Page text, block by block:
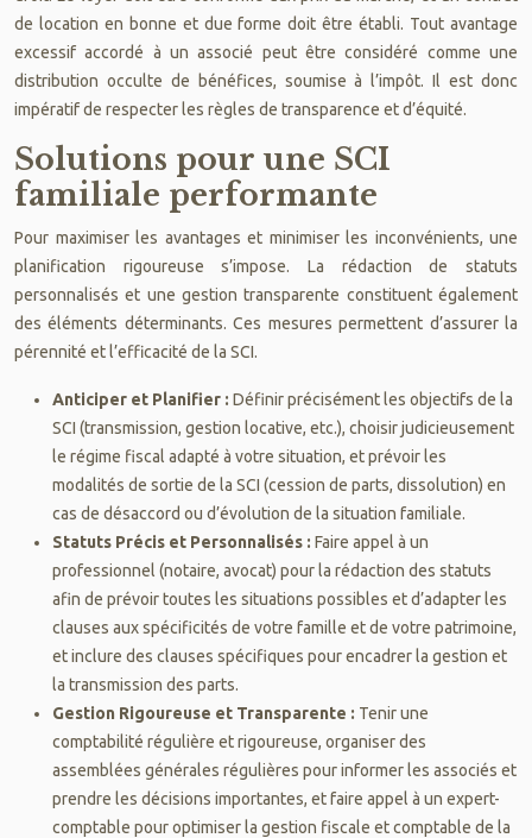
de location en bonne et due forme doit être établi. Tout avantage
excessif accordé à un associé peut être considéré comme une
distribution occulte de bénéfices, soumise à l’impôt. Il est donc
impératif de respecter les règles de transparence et d’équité.
Solutions pour une SCI
familiale performante
Pour maximiser les avantages et minimiser les inconvénients, une
planification rigoureuse s’impose. La rédaction de statuts
personnalisés et une gestion transparente constituent également
des éléments déterminants. Ces mesures permettent d’assurer la
pérennité et l’efficacité de la SCI.
Anticiper et Planifier : Définir précisément les objectifs de la
SCI (transmission, gestion locative, etc.), choisir judicieusement
le régime fiscal adapté à votre situation, et prévoir les
modalités de sortie de la SCI (cession de parts, dissolution) en
cas de désaccord ou d’évolution de la situation familiale.
Statuts Précis et Personnalisés : Faire appel à un
professionnel (notaire, avocat) pour la rédaction des statuts
afin de prévoir toutes les situations possibles et d’adapter les
clauses aux spécificités de votre famille et de votre patrimoine,
et inclure des clauses spécifiques pour encadrer la gestion et
la transmission des parts.
Gestion Rigoureuse et Transparente : Tenir une
comptabilité régulière et rigoureuse, organiser des
assemblées générales régulières pour informer les associés et
prendre les décisions importantes, et faire appel à un expert-
comptable pour optimiser la gestion fiscale et comptable de la